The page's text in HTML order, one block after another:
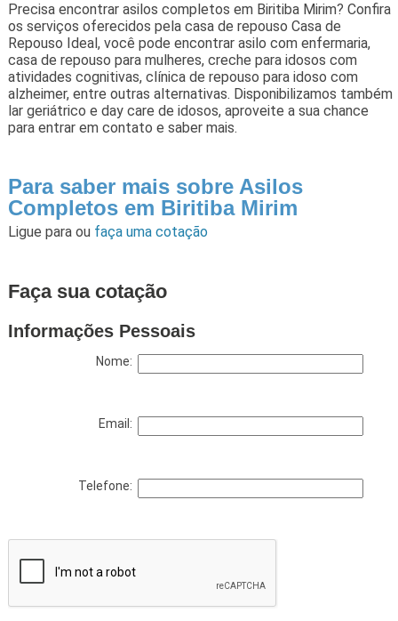
Precisa encontrar asilos completos em Biritiba Mirim? Confira
os serviços oferecidos pela casa de repouso Casa de
Repouso Ideal, você pode encontrar asilo com enfermaria,
casa de repouso para mulheres, creche para idosos com
atividades cognitivas, clínica de repouso para idoso com
alzheimer, entre outras alternativas. Disponibilizamos também
lar geriátrico e day care de idosos, aproveite a sua chance
para entrar em contato e saber mais.
Para saber mais sobre Asilos
Completos em Biritiba Mirim
Ligue para ou faça uma cotação
Faça sua cotação
Informações Pessoais
Nome:
Email:
Telefone: